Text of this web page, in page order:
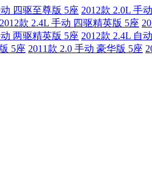
四驱至尊版 5座 2012款 2.0L 手
2012款 2.4L 手动 四驱精英版 5座
两驱精英版 5座 2012款 2.4L 自
5座 2011款 2.0 手动 豪华版 5座